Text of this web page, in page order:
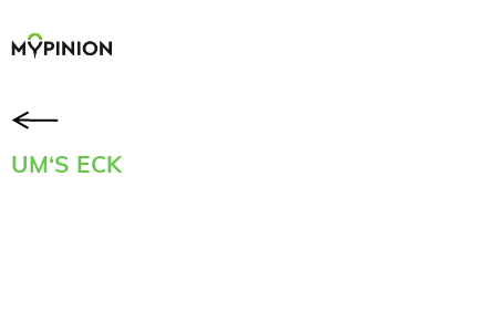
UM‘S ECK